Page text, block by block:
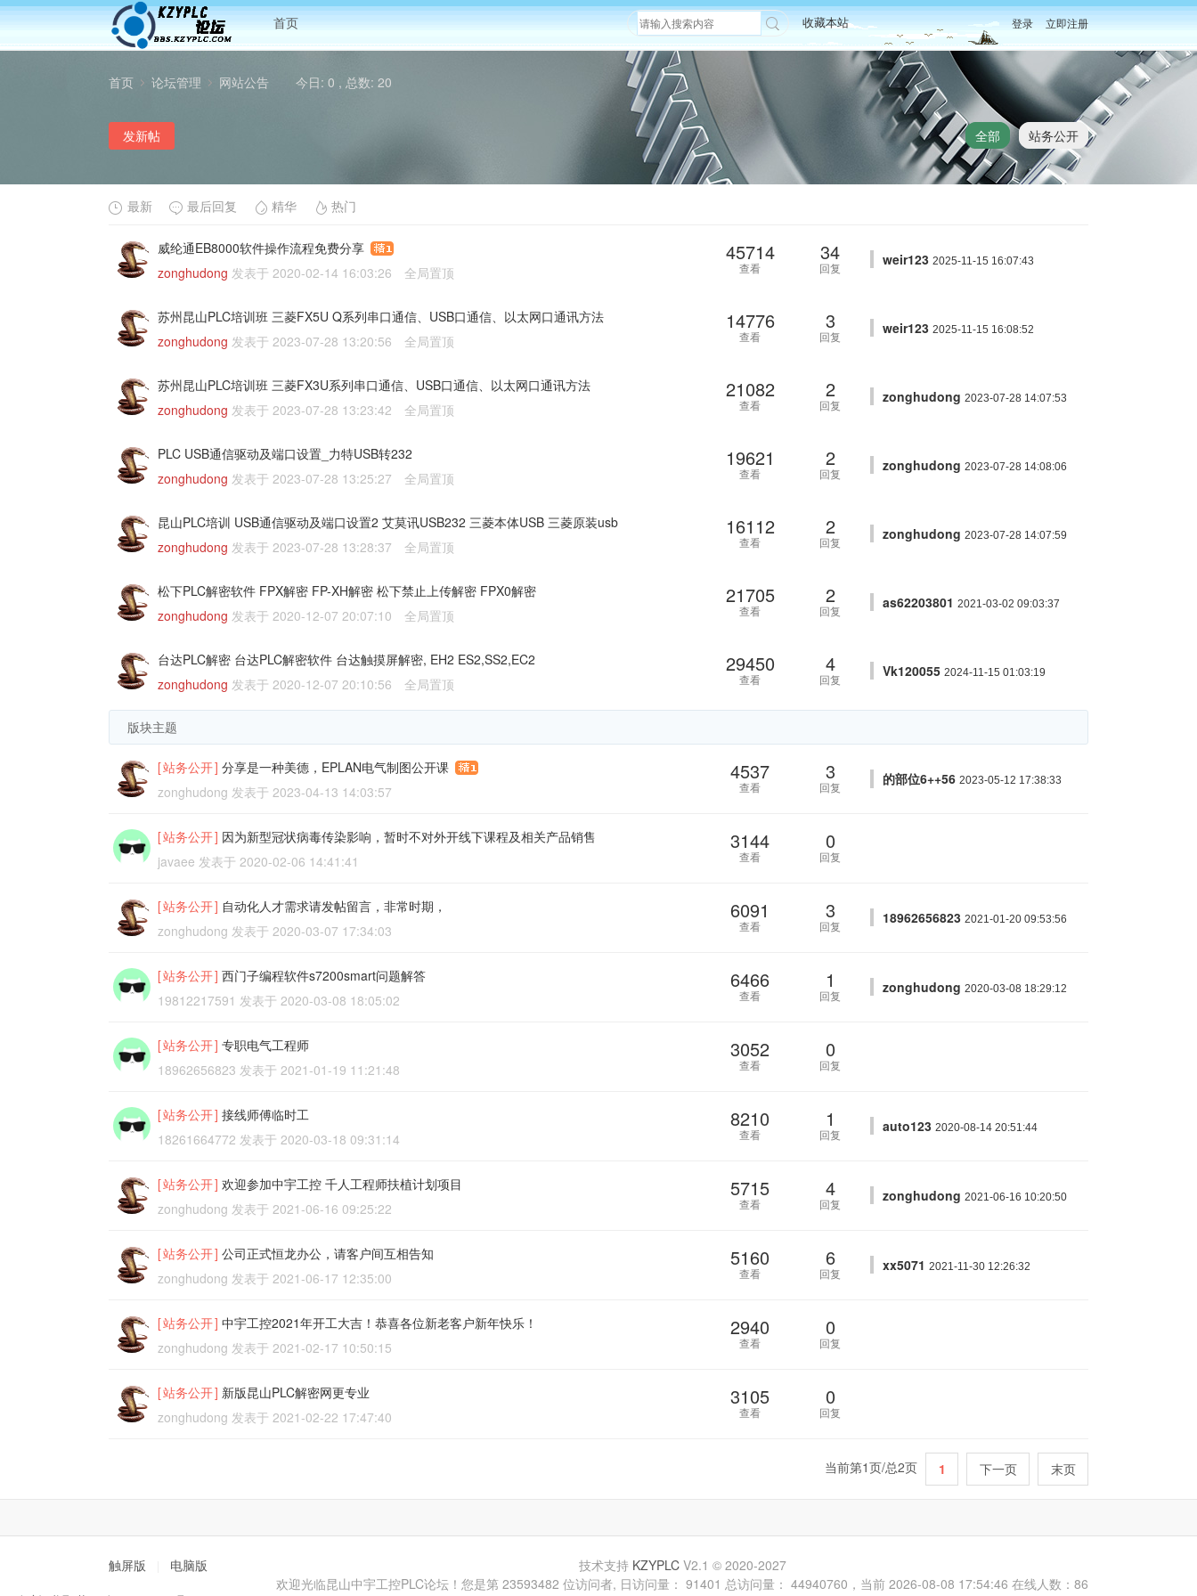
首页 登录 立即注册
收藏本站
首页
›
论坛管理 网站公告 今日: 0 , 总数: 20
发新帖 全部 站务公开
最新 最后回复 精华 热门
威纶通EB8000软件操作流程免费分享
zonghudong 发表于 2020-02-14 16:03:26 全局置顶
45714
查看
34
回复
weir123 2025-11-15 16:07:43
苏州昆山PLC培训班 三菱FX5U Q系列串口通信、USB口通信、以太网口通讯方法
zonghudong 发表于 2023-07-28 13:20:56 全局置顶
14776
查看
3
回复
weir123 2025-11-15 16:08:52
苏州昆山PLC培训班 三菱FX3U系列串口通信、USB口通信、以太网口通讯方法
zonghudong 发表于 2023-07-28 13:23:42 全局置顶
21082
查看
2
回复
zonghudong 2023-07-28 14:07:53
PLC USB通信驱动及端口设置_力特USB转232
zonghudong 发表于 2023-07-28 13:25:27 全局置顶
19621
查看
2
回复
zonghudong 2023-07-28 14:08:06
昆山PLC培训 USB通信驱动及端口设置2 艾莫讯USB232 三菱本体USB 三菱原装usb
zonghudong 发表于 2023-07-28 13:28:37 全局置顶
16112
查看
2
回复
zonghudong 2023-07-28 14:07:59
松下PLC解密软件 FPX解密 FP-XH解密 松下禁止上传解密 FPX0解密
zonghudong 发表于 2020-12-07 20:07:10 全局置顶
21705
查看
2
回复
as62203801 2021-03-02 09:03:37
台达PLC解密 台达PLC解密软件 台达触摸屏解密, EH2 ES2,SS2,EC2
zonghudong 发表于 2020-12-07 20:10:56 全局置顶
29450
查看
4
回复
Vk120055 2024-11-15 01:03:19
版块主题
[站务公开] 分享是一种美德，EPLAN电气制图公开课
zonghudong 发表于 2023-04-13 14:03:57
4537
查看
3
回复
的部位6++56 2023-05-12 17:38:33
[站务公开] 因为新型冠状病毒传染影响，暂时不对外开线下课程及相关产品销售
javaee 发表于 2020-02-06 14:41:41
3144
查看
0
回复
[站务公开] 自动化人才需求请发帖留言，非常时期，
zonghudong 发表于 2020-03-07 17:34:03
6091
查看
3
回复
18962656823 2021-01-20 09:53:56
[站务公开] 西门子编程软件s7200smart问题解答
19812217591 发表于 2020-03-08 18:05:02
6466
查看
1
回复
zonghudong 2020-03-08 18:29:12
[站务公开] 专职电气工程师
18962656823 发表于 2021-01-19 11:21:48
3052
查看
0
回复
[站务公开] 接线师傅临时工
18261664772 发表于 2020-03-18 09:31:14
8210
查看
1
回复
auto123 2020-08-14 20:51:44
[站务公开] 欢迎参加中宇工控 千人工程师扶植计划项目
zonghudong 发表于 2021-06-16 09:25:22
5715
查看
4
回复
zonghudong 2021-06-16 10:20:50
[站务公开] 公司正式恒龙办公，请客户间互相告知
zonghudong 发表于 2021-06-17 12:35:00
5160
查看
6
回复
xx5071 2021-11-30 12:26:32
[站务公开] 中宇工控2021年开工大吉！恭喜各位新老客户新年快乐！
zonghudong 发表于 2021-02-17 10:50:15
2940
查看
0
回复
[站务公开] 新版昆山PLC解密网更专业
zonghudong 发表于 2021-02-22 17:47:40
3105
查看
0
回复
当前第1页/总2页 1 下一页 末页
触屏版 电脑版 技术支持 KZYPLC V2.1 © 2020-2027
欢迎光临昆山中宇工控PLC论坛！您是第 23593482 位访问者, 日访问量： 91401 总访问量： 44940760，当前 2026-08-08 17:54:46 在线人数：86